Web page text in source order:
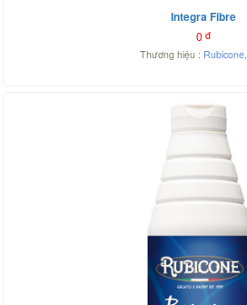
Integra Fibre
0 đ
Thương hiệu : Rubicone,